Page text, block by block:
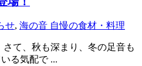
せ, 海の音 自慢の食材・料理
て、秋も深まり、冬の足音も
る気配で ...